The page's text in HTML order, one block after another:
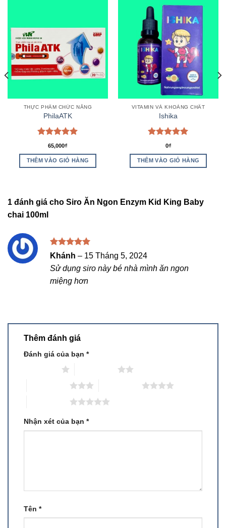
THỰC PHẨM CHỨC NĂNG
PhilaATK
Được xếp
hạng
5 sao
65,000₫
THÊM VÀO GIỎ HÀNG
VITAMIN VÀ KHOÁNG CHẤT
Ishika
Được xếp
5 sao
0₫
THÊM VÀO GIỎ HÀNG
1 đánh giá cho Siro Ăn Ngon Enzym Kid King Baby
chai 100ml
Được xếp
sao
Khánh – 15 Tháng 5, 2024
Sử dụng siro này bé nhà mình ăn ngon
miệng hơn
Thêm đánh giá
Đánh giá của bạn *
Nhận xét của bạn *
Tên *